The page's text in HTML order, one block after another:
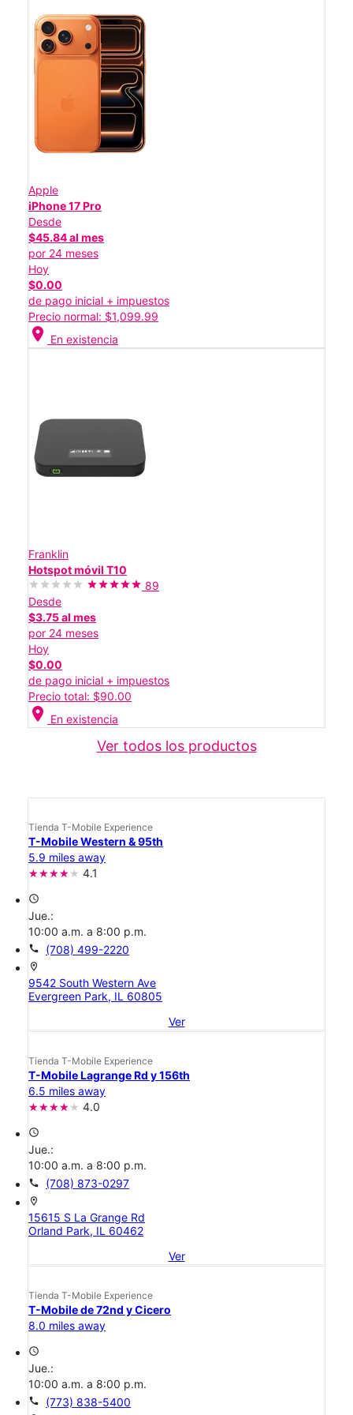
Apple
iPhone 17 Pro
Desde
$45.84 al mes
por 24 meses
Hoy
$0.00
de pago inicial + impuestos
Precio normal: $1,099.99
location_on En existencia
Franklin
Hotspot móvil T10
89
Desde
$3.75 al mes
por 24 meses
Hoy
$0.00
de pago inicial + impuestos
Precio total: $90.00
location_on En existencia
Ver todos los productos
Tienda T-Mobile Experience
T-Mobile Western & 95th
5.9 miles away
4.1
access_time
Jue.:
10:00 a.m. a 8:00 p.m.
call (708) 499-2220
location_on
9542 South Western Ave
Evergreen Park, IL 60805
Ver
Tienda T-Mobile Experience
T-Mobile Lagrange Rd y 156th
6.5 miles away
4.0
access_time
Jue.:
10:00 a.m. a 8:00 p.m.
call (708) 873-0297
location_on
15615 S La Grange Rd
Orland Park, IL 60462
Ver
Tienda T-Mobile Experience
T-Mobile de 72nd y Cicero
8.0 miles away
access_time
Jue.:
10:00 a.m. a 8:00 p.m.
call (773) 838-5400